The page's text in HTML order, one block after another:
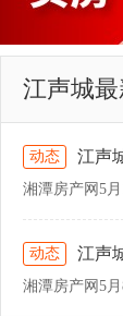
江声城
动态 江声
动态 江声